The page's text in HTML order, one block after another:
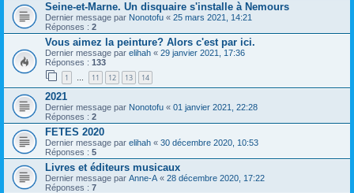
Seine-et-Marne. Un disquaire s'installe à Nemours
Dernier message par Nonotofu « 25 mars 2021, 14:21
Réponses : 2
Vous aimez la peinture? Alors c'est par ici.
Dernier message par elihah « 29 janvier 2021, 17:36
Réponses : 133
1 … 11 12 13 14
2021
Dernier message par Nonotofu « 01 janvier 2021, 22:28
Réponses : 2
FETES 2020
Dernier message par elihah « 30 décembre 2020, 10:53
Réponses : 5
Livres et éditeurs musicaux
Dernier message par Anne-A « 28 décembre 2020, 17:22
Réponses : 7